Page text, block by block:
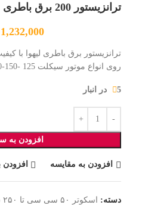
ترانزیستور 200 برق باطری
1,232,000
ترانزیستور برق باطری لیهوا با
روی انواع موتور سیکلت 125 -150-200 میباشد
5 در انبار
افزودن به
افزودن به مقایسه افزودن
دسته: اسکوتر ۵۰ سی سی تا ۲۵۰ سی‌سی